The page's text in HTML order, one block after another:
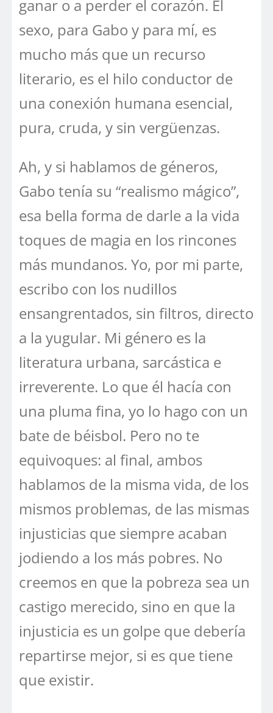
ganar o a perder el corazón. El
sexo, para Gabo y para mí, es
mucho más que un recurso
literario, es el hilo conductor de
una conexión humana esencial,
pura, cruda, y sin vergüenzas.
Ah, y si hablamos de géneros,
Gabo tenía su “realismo mágico”,
esa bella forma de darle a la vida
toques de magia en los rincones
más mundanos. Yo, por mi parte,
escribo con los nudillos
ensangrentados, sin filtros, directo
a la yugular. Mi género es la
literatura urbana, sarcástica e
irreverente. Lo que él hacía con
una pluma fina, yo lo hago con un
bate de béisbol. Pero no te
equivoques: al final, ambos
hablamos de la misma vida, de los
mismos problemas, de las mismas
injusticias que siempre acaban
jodiendo a los más pobres. No
creemos en que la pobreza sea un
castigo merecido, sino en que la
injusticia es un golpe que debería
repartirse mejor, si es que tiene
que existir.